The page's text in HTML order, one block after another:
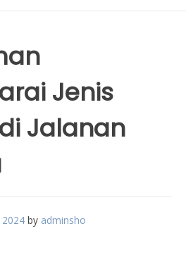
Jenis
Jalanan
by adminsho